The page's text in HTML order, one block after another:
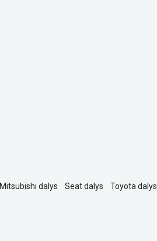
Mitsubishi dalys Seat dalys Toyota dalys